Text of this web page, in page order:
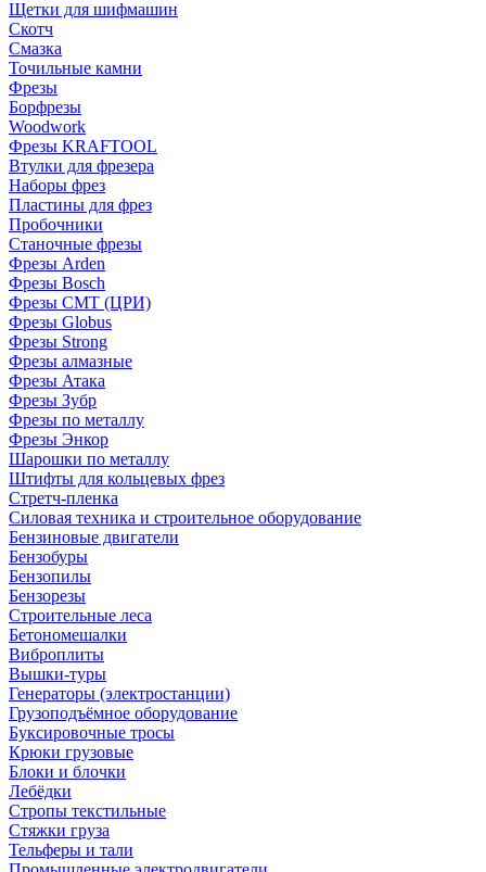
Щетки для шифмашин
Скотч
Смазка
Точильные камни
Фрезы
Борфрезы
Woodwork
Фрезы KRAFTOOL
Втулки для фрезера
Наборы фрез
Пластины для фрез
Пробочники
Станочные фрезы
Фрезы Arden
Фрезы Bosch
Фрезы CMT (ЦРИ)
Фрезы Globus
Фрезы Strong
Фрезы алмазные
Фрезы Атака
Фрезы Зубр
Фрезы по металлу
Фрезы Энкор
Шарошки по металлу
Штифты для кольцевых фрез
Стретч-пленка
Силовая техника и строительное оборудование
Бензиновые двигатели
Бензобуры
Бензопилы
Бензорезы
Строительные леса
Бетономешалки
Виброплиты
Вышки-туры
Генераторы (электростанции)
Грузоподъёмное оборудование
Буксировочные тросы
Крюки грузовые
Блоки и блочки
Лебёдки
Стропы текстильные
Стяжки груза
Тельферы и тали